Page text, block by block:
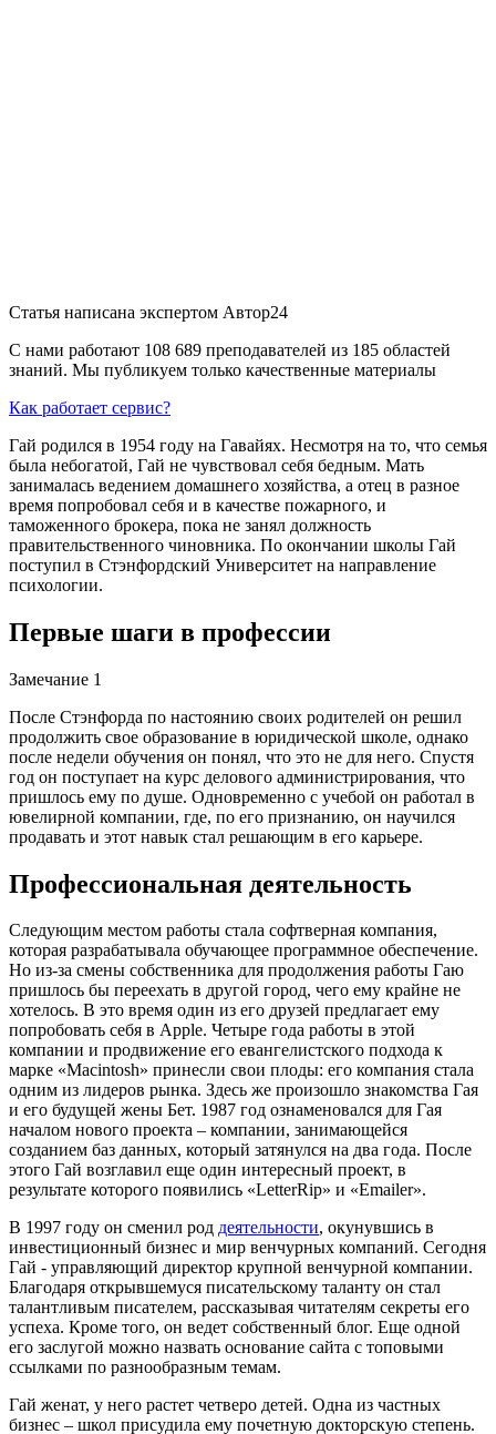
Статья написана экспертом Автор24
С нами работают 108 689 преподавателей из 185 областей
знаний. Мы публикуем только качественные материалы
Как работает сервис?
Гай родился в 1954 году на Гавайях. Несмотря на то, что семья
была небогатой, Гай не чувствовал себя бедным. Мать
занималась ведением домашнего хозяйства, а отец в разное
время попробовал себя и в качестве пожарного, и
таможенного брокера, пока не занял должность
правительственного чиновника. По окончании школы Гай
поступил в Стэнфордский Университет на направление
психологии.
Первые шаги в профессии
Замечание 1
После Стэнфорда по настоянию своих родителей он решил
продолжить свое образование в юридической школе, однако
после недели обучения он понял, что это не для него. Спустя
год он поступает на курс делового администрирования, что
пришлось ему по душе. Одновременно с учебой он работал в
ювелирной компании, где, по его признанию, он научился
продавать и этот навык стал решающим в его карьере.
Профессиональная деятельность
Следующим местом работы стала софтверная компания,
которая разрабатывала обучающее программное обеспечение.
Но из-за смены собственника для продолжения работы Гаю
пришлось бы переехать в другой город, чего ему крайне не
хотелось. В это время один из его друзей предлагает ему
попробовать себя в Apple. Четыре года работы в этой
компании и продвижение его евангелистского подхода к
марке «Macintosh» принесли свои плоды: его компания стала
одним из лидеров рынка. Здесь же произошло знакомства Гая
и его будущей жены Бет. 1987 год ознаменовался для Гая
началом нового проекта – компании, занимающейся
созданием баз данных, который затянулся на два года. После
этого Гай возглавил еще один интересный проект, в
результате которого появились «LetterRip» и «Emailer».
В 1997 году он сменил род деятельности, окунувшись в
инвестиционный бизнес и мир венчурных компаний. Сегодня
Гай - управляющий директор крупной венчурной компании.
Благодаря открывшемуся писательскому таланту он стал
талантливым писателем, рассказывая читателям секреты его
успеха. Кроме того, он ведет собственный блог. Еще одной
его заслугой можно назвать основание сайта с топовыми
ссылками по разнообразным темам.
Гай женат, у него растет четверо детей. Одна из частных
бизнес – школ присудила ему почетную докторскую степень.